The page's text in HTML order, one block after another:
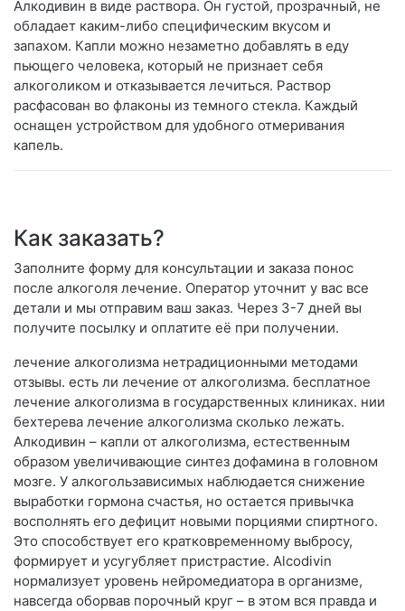
Алкодивин в виде раствора. Он густой, прозрачный, не
обладает каким-либо специфическим вкусом и
запахом. Капли можно незаметно добавлять в еду
пьющего человека, который не признает себя
алкоголиком и отказывается лечиться. Раствор
расфасован во флаконы из темного стекла. Каждый
оснащен устройством для удобного отмеривания
капель.
Как заказать?
Заполните форму для консультации и заказа понос
после алкоголя лечение. Оператор уточнит у вас все
детали и мы отправим ваш заказ. Через 3-7 дней вы
получите посылку и оплатите её при получении.
лечение алкоголизма нетрадиционными методами
отзывы. есть ли лечение от алкоголизма. бесплатное
лечение алкоголизма в государственных клиниках. нии
бехтерева лечение алкоголизма сколько лежать.
Алкодивин – капли от алкоголизма, естественным
образом увеличивающие синтез дофамина в головном
мозге. У алкогользависимых наблюдается снижение
выработки гормона счастья, но остается привычка
восполнять его дефицит новыми порциями спиртного.
Это способствует его кратковременному выбросу,
формирует и усугубляет пристрастие. Alcodivin
нормализует уровень нейромедиатора в организме,
навсегда оборвав порочный круг – в этом вся правда и